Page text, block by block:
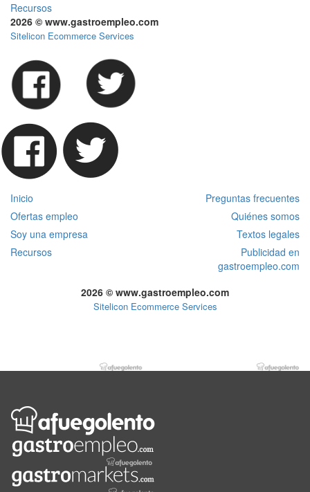
Recursos
2026 © www.gastroempleo.com
Sitelicon Ecommerce Services
Inicio
Preguntas frecuentes
Ofertas empleo
Quiénes somos
Soy una empresa
Textos legales
Recursos
Publicidad en
gastroempleo.com
2026 © www.gastroempleo.com
Sitelicon Ecommerce Services